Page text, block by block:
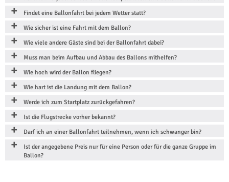
Findet eine Ballonfahrt bei jedem Wetter statt?
Wie sicher ist eine Fahrt mit dem Ballon?
Wie viele andere Gäste sind bei der Ballonfahrt dabei?
Muss man beim Aufbau und Abbau des Ballons mithelfen?
Wie hoch wird der Ballon fliegen?
Wie hart ist die Landung mit dem Ballon?
Werde ich zum Startplatz zurückgefahren?
Ist die Flugstrecke vorher bekannt?
Darf ich an einer Ballonfahrt teilnehmen, wenn ich schwanger bin?
Ist der angegebene Preis nur für eine Person oder für die ganze Gruppe im
Ballon?